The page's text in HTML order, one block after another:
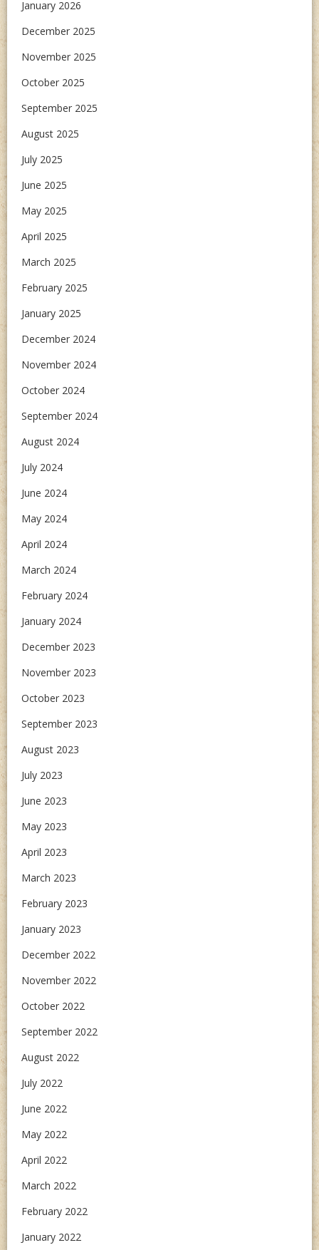
January 2026
December 2025
November 2025
October 2025
September 2025
August 2025
July 2025
June 2025
May 2025
April 2025
March 2025
February 2025
January 2025
December 2024
November 2024
October 2024
September 2024
August 2024
July 2024
June 2024
May 2024
April 2024
March 2024
February 2024
January 2024
December 2023
November 2023
October 2023
September 2023
August 2023
July 2023
June 2023
May 2023
April 2023
March 2023
February 2023
January 2023
December 2022
November 2022
October 2022
September 2022
August 2022
July 2022
June 2022
May 2022
April 2022
March 2022
February 2022
January 2022